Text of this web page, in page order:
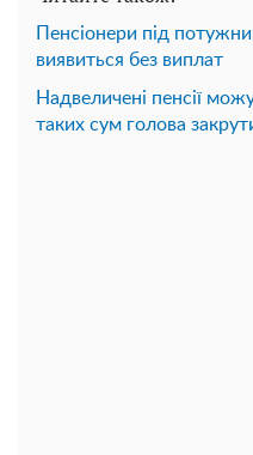
Пенсіонери під
виявиться без виплат
Надвеличені пенсії
таких сум голова